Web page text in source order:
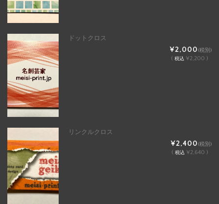
ドットクロス
¥2,000(税別)
( 税込 ¥2,200 )
リンクルクロス
¥2,400(税別)
( 税込 ¥2,640 )